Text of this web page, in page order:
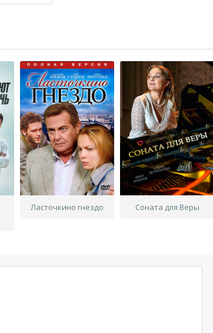
Ласточкино гнездо Соната для Веры